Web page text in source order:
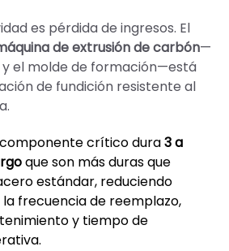
es pérdida de ingresos. El
de extrusión de carbón—
el molde de formación—está
de fundición resistente al
crítico dura3 a
que son más duras que
estándar, reduciendo
frecuencia de reemplazo,
y tiempo de